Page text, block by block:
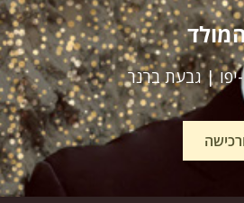
| גבעת ברנר